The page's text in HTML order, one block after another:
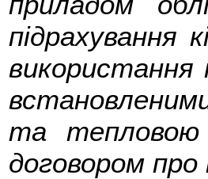
підрахування
використання
та тепловою
договором про